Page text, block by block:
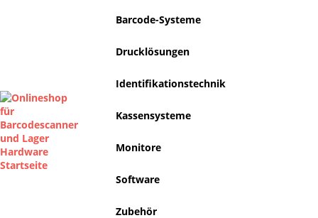
Barcode-Systeme
Drucklösungen
Identifikationstechnik
Kassensysteme
Monitore
Software
Zubehör